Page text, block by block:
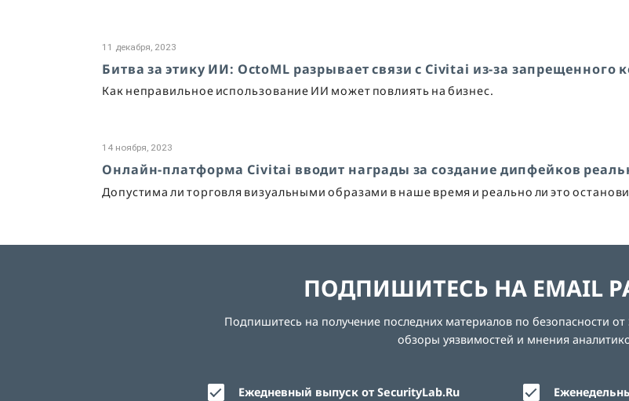
11 декабря, 2023
Битва за этику ИИ: OctoML разрывает связи с Civitai из-за запрещенного
Как неправильное использование ИИ может повлиять на бизнес.
14 ноября, 2023
Онлайн-платформа Civitai вводит награды за создание дипфейков
Допустима ли торговля визуальными образами в наше время и реально ли это
ПОДПИШИТЕСЬ НА EMAIL
Подпишитесь на получение последних материалов по безопасности
обзоры уязвимостей и мнения
Ежедневный выпуск от SecurityLab.Ru